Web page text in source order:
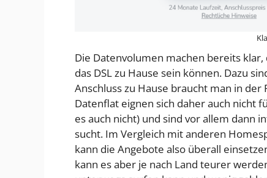
Die Datenvolumen machen bereits
das DSL zu Hause sein können. Dazu
Anschluss zu Hause braucht man in
Datenflat eignen sich daher auch nicht
es auch nicht) und sind vor allem dann
sucht. Im Vergleich mit anderen
kann die Angebote also überall
kann es aber je nach Land teurer